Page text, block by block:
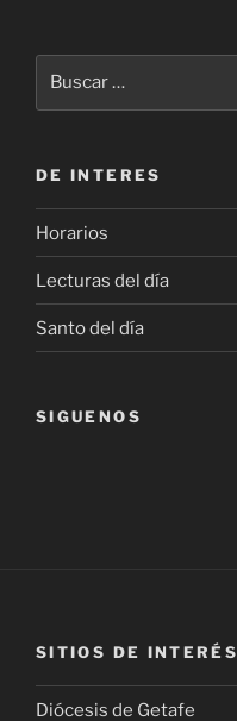
DE INTERES
Horarios
Lecturas del día
Santo del día
SIGUENOS
SITIOS DE INTERÉS
Diócesis de Getafe